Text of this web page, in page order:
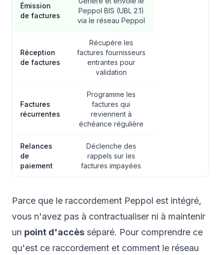
Émission
de factures
Peppol BIS (UBL 2.1)
via le réseau Peppol
Réception
de factures
Récupère les
factures fournisseurs
entrantes pour
validation
Factures
récurrentes
Programme les
factures qui
reviennent à
échéance régulière
Relances
de
paiement
Déclenche des
rappels sur les
factures impayées
Parce que le raccordement Peppol est intégré,
vous n'avez pas à contractualiser ni à maintenir
un point d'accès séparé. Pour comprendre ce
qu'est ce raccordement et comment le réseau